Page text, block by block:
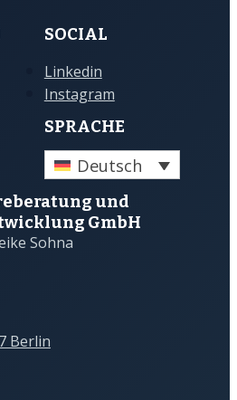
SOCIAL
Linkedin
Instagram
SPRACHE
Deutsch
und
GmbH
Sohna
Berlin